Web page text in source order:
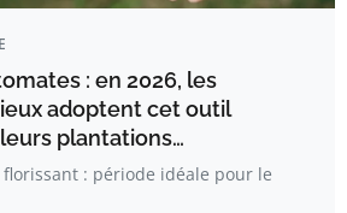
: en 2026, les
adoptent cet outil
plantations…
florissant : période idéale pour le